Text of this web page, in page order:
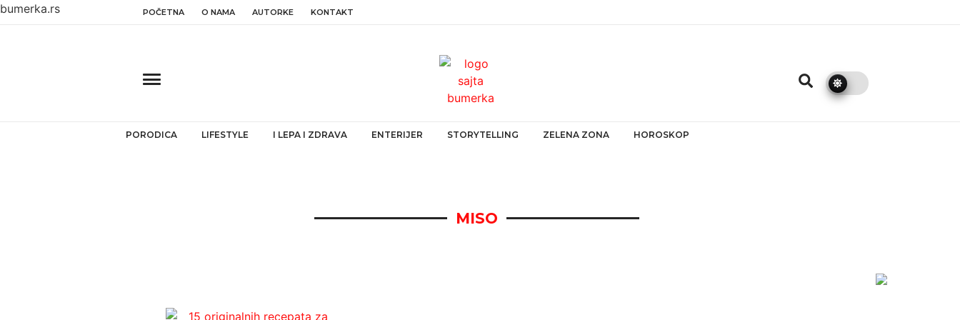
bumerka.rs POČETNA O NAMA AUTORKE KONTAKT
PORODICA LIFESTYLE I LEPA I ZDRAVA ENTERIJER STORYTELLING ZELENA ZONA HOROSKOP
MISO